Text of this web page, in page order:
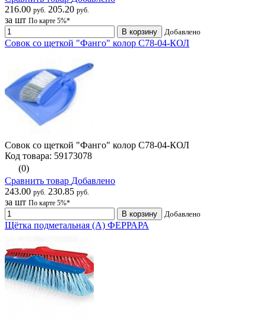
216.00 руб. 205.20 руб.
за шт По карте 5%*
В корзину Добавлено
Совок со щеткой "Фанго" колор С78-04-КОЛ
Совок со щеткой "Фанго" колор С78-04-КОЛ
Код товара: 59173078
(0)
Сравнить товар Добавлено
243.00 руб. 230.85 руб.
за шт По карте 5%*
В корзину Добавлено
Щётка подметальная (А) ФЕРРАРА